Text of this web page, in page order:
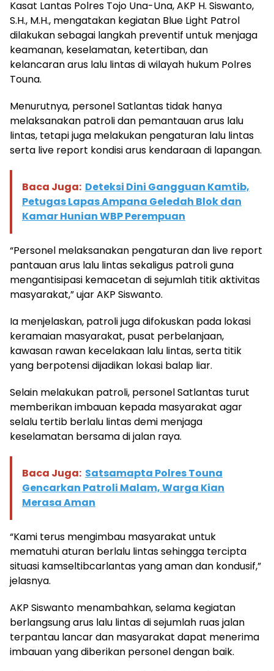
Kasat Lantas Polres Tojo Una-Una, AKP H. Siswanto,
S.H., M.H., mengatakan kegiatan Blue Light Patrol
dilakukan sebagai langkah preventif untuk menjaga
keamanan, keselamatan, ketertiban, dan
kelancaran arus lalu lintas di wilayah hukum Polres
Touna.
Menurutnya, personel Satlantas tidak hanya
melaksanakan patroli dan pemantauan arus lalu
lintas, tetapi juga melakukan pengaturan lalu lintas
serta live report kondisi arus kendaraan di lapangan.
Baca Juga: Deteksi Dini Gangguan Kamtib,
Petugas Lapas Ampana Geledah Blok dan
Kamar Hunian WBP Perempuan
“Personel melaksanakan pengaturan dan live report
pantauan arus lalu lintas sekaligus patroli guna
mengantisipasi kemacetan di sejumlah titik aktivitas
masyarakat,” ujar AKP Siswanto.
Ia menjelaskan, patroli juga difokuskan pada lokasi
keramaian masyarakat, pusat perbelanjaan,
kawasan rawan kecelakaan lalu lintas, serta titik
yang berpotensi dijadikan lokasi balap liar.
Selain melakukan patroli, personel Satlantas turut
memberikan imbauan kepada masyarakat agar
selalu tertib berlalu lintas demi menjaga
keselamatan bersama di jalan raya.
Baca Juga: Satsamapta Polres Touna
Gencarkan Patroli Malam, Warga Kian
Merasa Aman
“Kami terus mengimbau masyarakat untuk
mematuhi aturan berlalu lintas sehingga tercipta
situasi kamseltibcarlantas yang aman dan kondusif,”
jelasnya.
AKP Siswanto menambahkan, selama kegiatan
berlangsung arus lalu lintas di sejumlah ruas jalan
terpantau lancar dan masyarakat dapat menerima
imbauan yang diberikan personel dengan baik.